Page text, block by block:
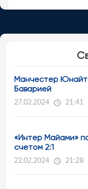
Манчестер
Баварией
27.02.2024 21:41
«Интер Майами»
счетом 2:1
22.02.2024 21:28